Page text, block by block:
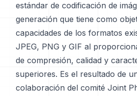
estándar de codificación de
generación que tiene como
capacidades de los formatos
JPEG, PNG y GIF al
de compresión, calidad y
superiores. Es el resultado de
colaboración del comité Joint